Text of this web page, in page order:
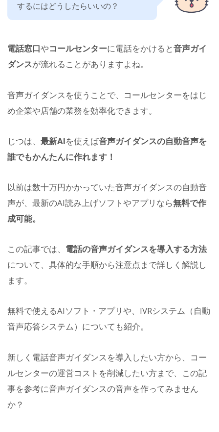
するにはどうしたらいいの？
電話窓口やコールセンターに電話をかけると音声ガイ
ダンスが流れることがありますよね。
音声ガイダンスを使うことで、コールセンターをはじ
め企業や店舗の業務を効率化できます。
じつは、 最新AIを使えば音声ガイダンスの自動音声を
誰でもかんたんに作れます！
以前は数十万円かかっていた音声ガイダンスの自動音
声が、最新のAI読み上げソフトやアプリなら無料で作
成可能。
この記事では、 電話の音声ガイダンスを導入する方法
について、具体的な手順から注意点まで詳しく解説し
ます。
無料で使えるAIソフト・アプリや、IVRシステム（自動
音声応答システム）についても紹介。
新しく電話音声ガイダンスを導入したい方から、コー
ルセンターの運営コストを削減したい方まで、この記
事を参考に音声ガイダンスの音声を作ってみません
か？